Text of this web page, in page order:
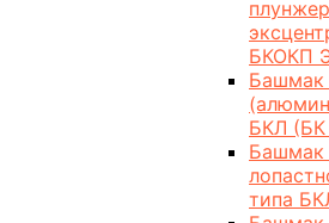
БКОКП
Башмак
БКЛ (БК
Башмак
типа